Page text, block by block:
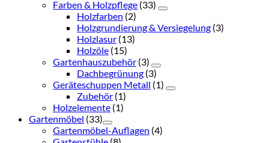
Farben & Holzpflege (33)
Holzfarben (2)
Holzgrundierung & Versiegelung (3)
Holzlasur (13)
Holzöle (15)
Gartenhauszubehör (3)
Dachbegrünung (3)
Geräteschuppen Metall (1)
Zubehör (1)
Holzelemente (1)
Gartenmöbel (33)
Gartenmöbel-Auflagen (4)